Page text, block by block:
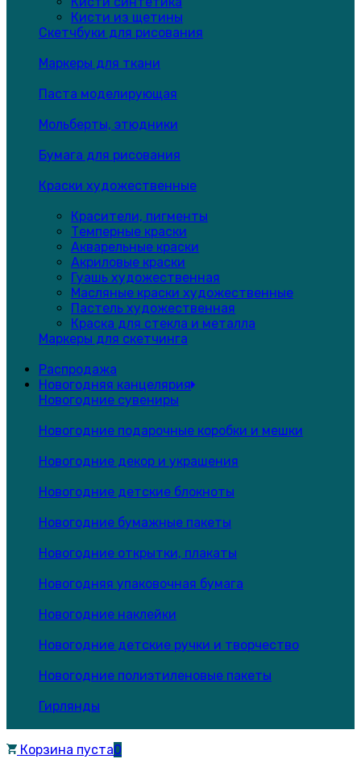
Кисти из щетины
Скетчбуки для рисования
Маркеры для ткани
Паста моделирующая
Мольберты, этюдники
Бумага для рисования
Краски художественные
Красители, пигменты
Темперные краски
Акварельные краски
Акриловые краски
Гуашь художественная
Масляные краски художественные
Пастель художественная
Краска для стекла и металла
Маркеры для скетчинга
Распродажа
Новогодняя канцелярия
Новогодние сувениры
Новогодние подарочные коробки и мешки
Новогодние декор и украшения
Новогодние детские блокноты
Новогодние бумажные пакеты
Новогодние открытки, плакаты
Новогодняя упаковочная бумага
Новогодние наклейки
Новогодние детские ручки и творчество
Новогодние полиэтиленовые пакеты
Гирлянды
Корзина пуста0